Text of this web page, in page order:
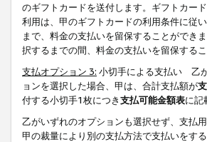
のギフトカードを送付します。ギフトカー
利用は、甲のギフトカードの利用条件に従
まで、料金の支払いを留保することができ
択するまでの間、料金の支払いを留保するこ
支払オプション 3: 小切手による支払い 乙
ョンを選択した場合、甲は、合計支払額が
付する小切手1枚につき支払可能金額表に記
乙がいずれのオプションも選択せず、支払
甲の裁量により別の支払方法で支払いをす